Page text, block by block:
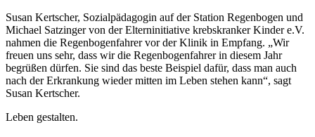
Susan Kertscher, Sozialpädagogin auf der Station Regenbogen und
Michael Satzinger von der Elterninitiative krebskranker Kinder e.V.
nahmen die Regenbogenfahrer vor der Klinik in Empfang. „Wir
freuen uns sehr, dass wir die Regenbogenfahrer in diesem Jahr
begrüßen dürfen. Sie sind das beste Beispiel dafür, dass man auch
nach der Erkrankung wieder mitten im Leben stehen kann“, sagt
Susan Kertscher.
Leben gestalten.